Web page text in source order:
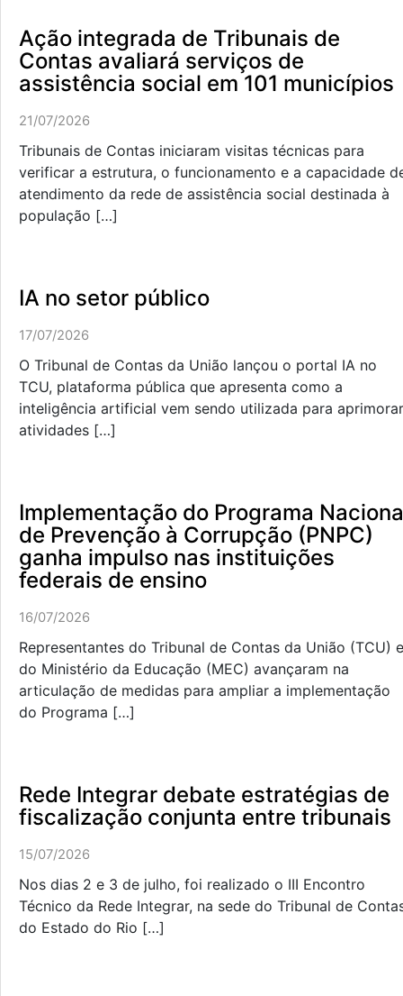
Ação integrada de Tribunais de
Contas avaliará serviços de
assistência social em 101 municípios
21/07/2026
Tribunais de Contas iniciaram visitas técnicas para
verificar a estrutura, o funcionamento e a capacidade
atendimento da rede de assistência social destinada à
população […]
IA no setor público
17/07/2026
O Tribunal de Contas da União lançou o portal IA no
TCU, plataforma pública que apresenta como a
inteligência artificial vem sendo utilizada para aprimorar
atividades […]
Implementação do Programa
de Prevenção à Corrupção (PNPC)
ganha impulso nas instituições
federais de ensino
16/07/2026
Representantes do Tribunal de Contas da União (TCU) e
do Ministério da Educação (MEC) avançaram na
articulação de medidas para ampliar a implementação
do Programa […]
Rede Integrar debate estratégias de
fiscalização conjunta entre tribunais
15/07/2026
Nos dias 2 e 3 de julho, foi realizado o III Encontro
Técnico da Rede Integrar, na sede do Tribunal de
do Estado do Rio […]